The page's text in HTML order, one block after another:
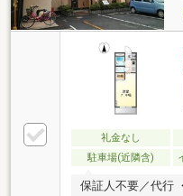
礼金なし
駐車場(近隣含)
保証人不要／代行